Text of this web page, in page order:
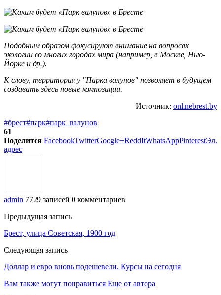
Подобным образом фокусируют внимание на вопросах
экологии во многих городах мира (например, в Москве, Нью-
Йорке и др.).
К слову, территория у "Парка валунов" позволяет в будущем
создавать здесь новые композиции.
Источник: onlinebrest.by
#брест#парк#парк_валунов
61
Поделится FacebookTwitterGoogle+ReddItWhatsAppPinterestЭл.
адрес
admin 7729 записей 0 комментариев
Предыдущая запись
Брест, улица Советская, 1900 год
Следующая запись
Доллар и евро вновь подешевели. Курсы на сегодня
Вам также могут понравиться Еще от автора